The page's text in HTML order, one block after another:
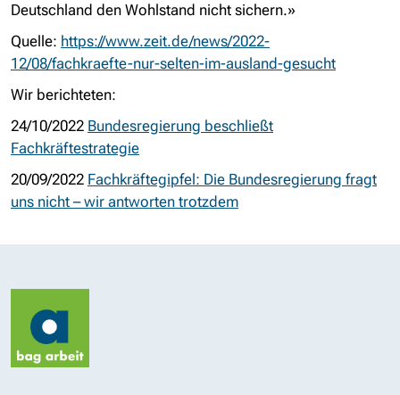
Deutschland den Wohlstand nicht sichern.»
Quelle: https://www.zeit.de/news/2022-
12/08/fachkraefte-nur-selten-im-ausland-gesucht
Wir berichteten:
24/10/2022 Bundesregierung beschließt
Fachkräftestrategie
20/09/2022 Fachkräftegipfel: Die Bundesregierung fragt
uns nicht – wir antworten trotzdem